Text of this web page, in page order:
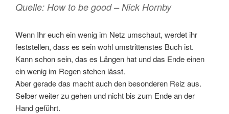
Quelle: How to be good – Nick Hornby
Wenn Ihr euch ein wenig im Netz umschaut, werdet ihr
feststellen, dass es sein wohl umstrittenstes Buch ist.
Kann schon sein, das es Längen hat und das Ende einen
ein wenig im Regen stehen lässt.
Aber gerade das macht auch den besonderen Reiz aus.
Selber weiter zu gehen und nicht bis zum Ende an der
Hand geführt.